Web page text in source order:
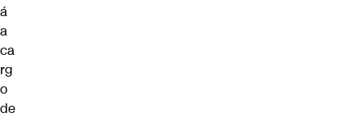
á
a
ca
rg
o
de